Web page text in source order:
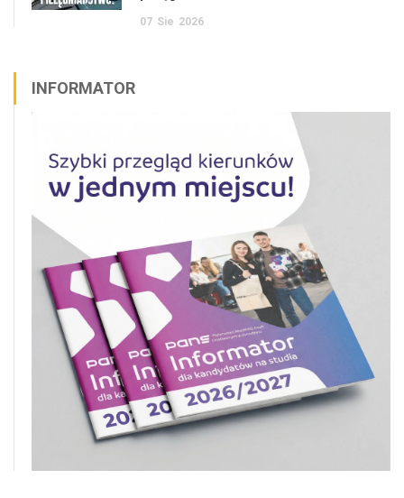
07 Sie 2026
INFORMATOR